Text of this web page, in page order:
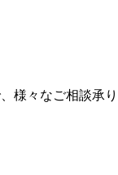
様々なご相談承り